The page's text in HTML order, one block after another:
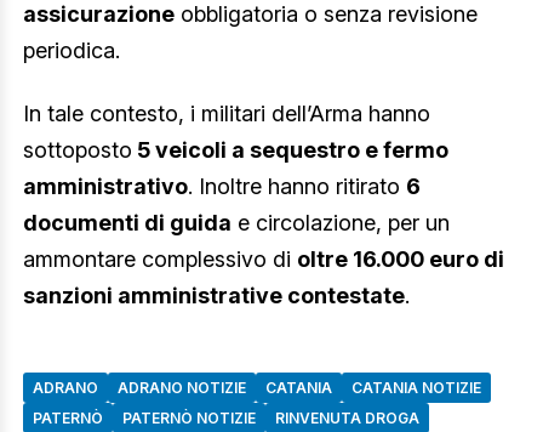
assicurazione obbligatoria o senza revisione
periodica.
In tale contesto, i militari dell’Arma hanno
sottoposto 5 veicoli a sequestro e fermo
amministrativo. Inoltre hanno ritirato 6
documenti di guida e circolazione, per un
ammontare complessivo di oltre 16.000 euro di
sanzioni amministrative contestate.
ADRANO ADRANO NOTIZIE CATANIA
CATANIA NOTIZIE
PATERNÒ
PATERNÒ NOTIZIE
RINVENUTA DROGA